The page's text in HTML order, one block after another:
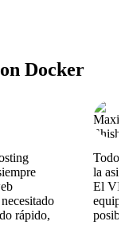
Docker
rápido,
Todo
la
El